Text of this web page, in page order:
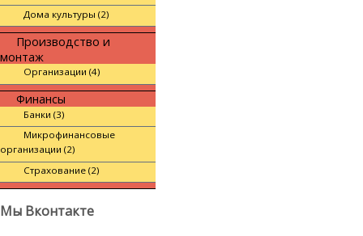
Дома культуры (2)
Производство и
монтаж
Организации (4)
Финансы
Банки (3)
Микрофинансовые
организации (2)
Страхование (2)
Мы Вконтакте